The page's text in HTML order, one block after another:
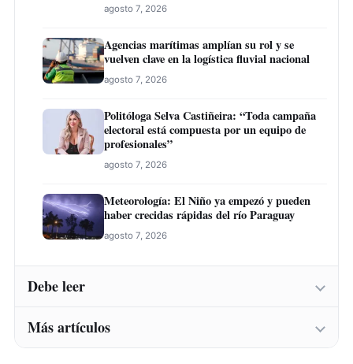
agosto 7, 2026
Agencias marítimas amplían su rol y se
vuelven clave en la logística fluvial nacional
agosto 7, 2026
Politóloga Selva Castiñeira: “Toda campaña
electoral está compuesta por un equipo de
profesionales”
agosto 7, 2026
Meteorología: El Niño ya empezó y pueden
haber crecidas rápidas del río Paraguay
agosto 7, 2026
Debe leer
Instituto Belén abre inscripciones para una
Más artículos